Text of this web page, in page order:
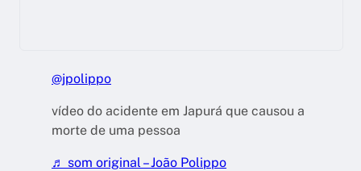
@jpolippo
vídeo do acidente em Japurá que causou a
morte de uma pessoa
♬ som original – João Polippo